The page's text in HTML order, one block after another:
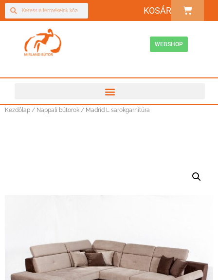
KOSÁR
WEBSHOP
Kezdőlap / Nappali bútorok / Madrid L sarokgarnitúra